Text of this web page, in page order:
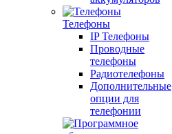
Телефоны
IP Телефоны
Проводные
телефоны
Радиотелефоны
Дополнительные
опции для
телефонии